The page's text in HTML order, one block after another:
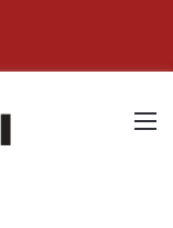
القائمة